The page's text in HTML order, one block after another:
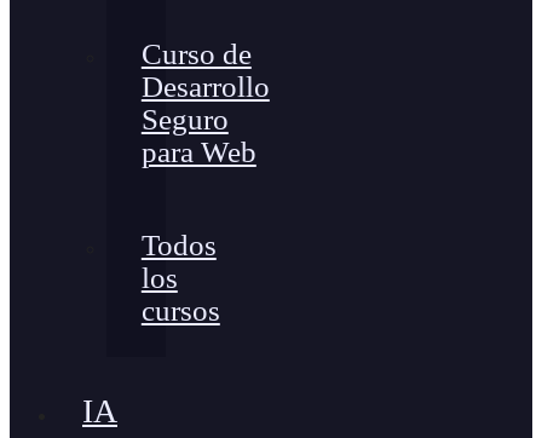
Curso de
Desarrollo
Seguro
para Web
Todos
los
cursos
IA